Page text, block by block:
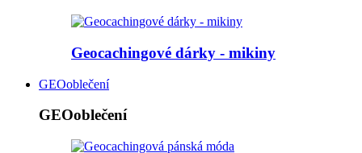
Geocachingové dárky - mikiny
GEOoblečení
GEOoblečení